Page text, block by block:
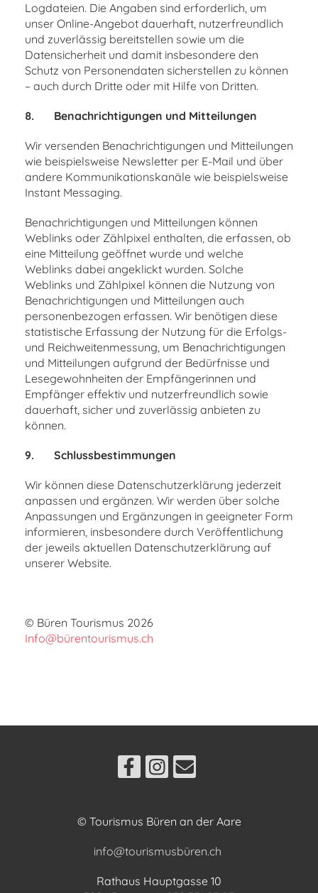
Logdateien. Die Angaben sind erforderlich, um
unser Online-Angebot dauerhaft, nutzerfreundlich
und zuverlässig bereitstellen sowie um die
Datensicherheit und damit insbesondere den
Schutz von Personendaten sicherstellen zu können
– auch durch Dritte oder mit Hilfe von Dritten.
8. Benachrichtigungen und Mitteilungen
Wir versenden Benachrichtigungen und Mitteilungen
wie beispielsweise Newsletter per E-Mail und über
andere Kommunikationskanäle wie beispielsweise
Instant Messaging.
Benachrichtigungen und Mitteilungen können
Weblinks oder Zählpixel enthalten, die erfassen, ob
eine Mitteilung geöffnet wurde und welche
Weblinks dabei angeklickt wurden. Solche
Weblinks und Zählpixel können die Nutzung von
Benachrichtigungen und Mitteilungen auch
personenbezogen erfassen. Wir benötigen diese
statistische Erfassung der Nutzung für die Erfolgs-
und Reichweitenmessung, um Benachrichtigungen
und Mitteilungen aufgrund der Bedürfnisse und
Lesegewohnheiten der Empfängerinnen und
Empfänger effektiv und nutzerfreundlich sowie
dauerhaft, sicher und zuverlässig anbieten zu
können.
9. Schlussbestimmungen
Wir können diese Datenschutzerklärung jederzeit
anpassen und ergänzen. Wir werden über solche
Anpassungen und Ergänzungen in geeigneter Form
informieren, insbesondere durch Veröffentlichung
der jeweils aktuellen Datenschutzerklärung auf
unserer Website.
© Büren Tourismus 2026
Info@bürentourismus.ch
© Tourismus Büren an der Aare
info@tourismusbüren.ch
Rathaus Hauptgasse 10